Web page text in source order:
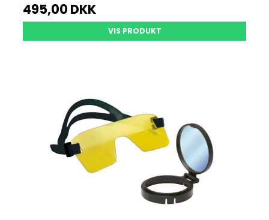
495,00 DKK
VIS PRODUKT